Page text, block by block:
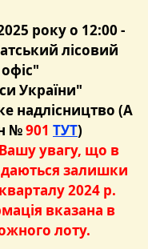
року о 12:00 -
лісовий
офіс"
України"
надлісництво (А
№ 901 ТУТ)
увагу, що в
залишки
кварталу 2024 р.
вказана в
лоту.